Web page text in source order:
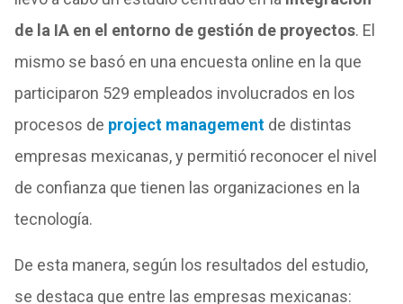
de la IA en el entorno de gestión de proyectos. El
mismo se basó en una encuesta online en la que
participaron 529 empleados involucrados en los
procesos de project managementde distintas
empresas mexicanas, y permitió reconocer el nivel
de confianza que tienen las organizaciones en la
tecnología.
De esta manera, según los resultados del estudio,
se destaca que entre las empresas mexicanas: